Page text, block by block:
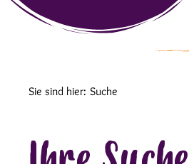
Sie sind hier: Suche